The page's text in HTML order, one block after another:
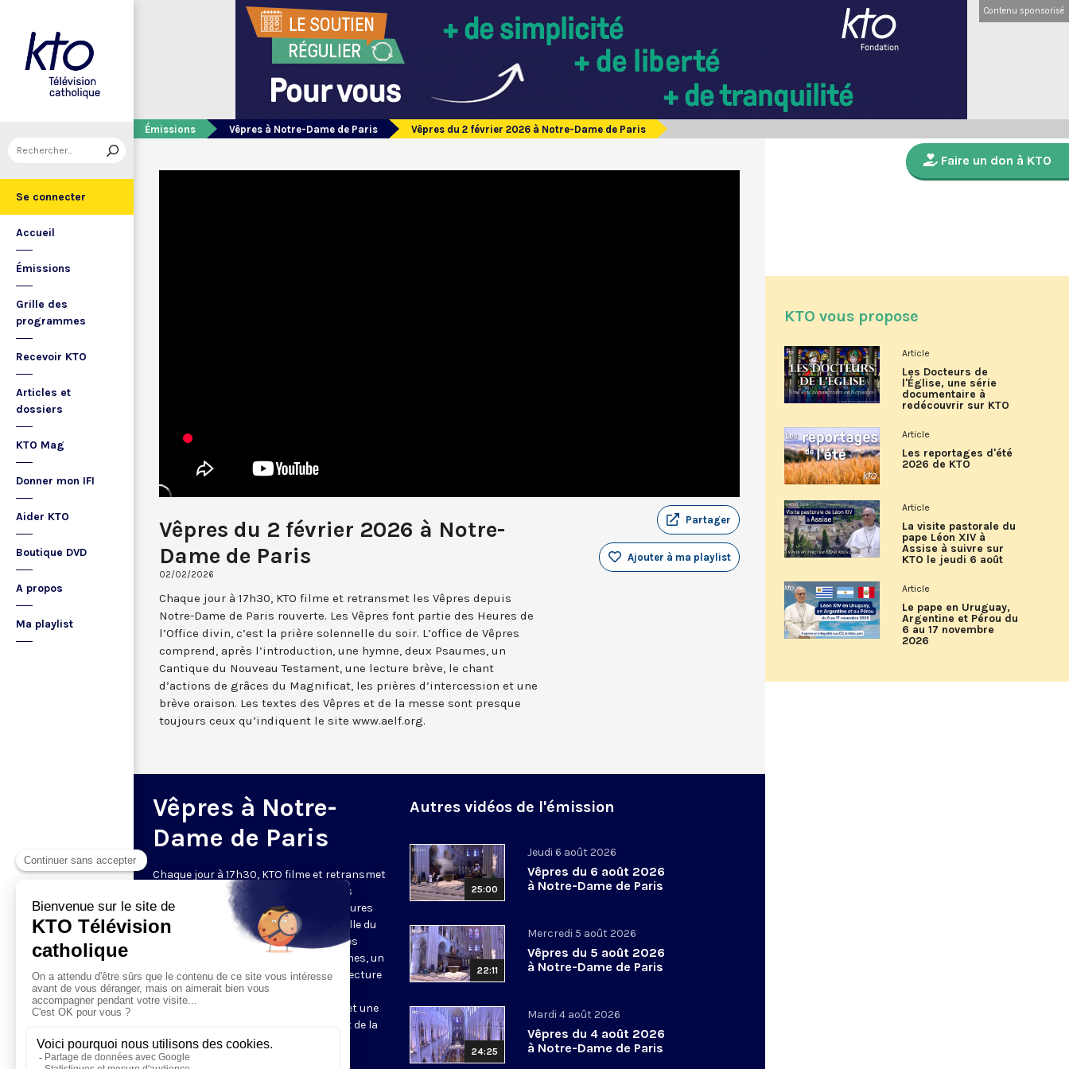
Se connecter
Accueil
Émissions
Grille des
programmes
Recevoir KTO
Articles et
dossiers
KTO Mag
Donner mon IFI
Aider KTO
Boutique DVD
A propos
Ma playlist
Contenu sponsorisé
Émissions Vêpres à Notre-Dame de Paris Vêpres du 2 février 2026 à Notre-Dame de Paris
Vêpres du 2 février 2026 à Notre-
Dame de Paris
02/02/2026
Partager
Ajouter à ma playlist
Chaque jour à 17h30, KTO filme et retransmet les Vêpres depuis
Notre-Dame de Paris rouverte. Les Vêpres font partie des Heures de
l’Office divin, c’est la prière solennelle du soir. L’office de Vêpres
comprend, après l’introduction, une hymne, deux Psaumes, un
Cantique du Nouveau Testament, une lecture brève, le chant
d’actions de grâces du Magnificat, les prières d’intercession et une
brève oraison. Les textes des Vêpres et de la messe sont presque
toujours ceux qu’indiquent le site www.aelf.org.
Vêpres à Notre-
Dame de Paris
Chaque jour à 17h30, KTO filme et retransmet
les Vêpres depuis Notre-Dame de Paris
rouverte. Les Vêpres font partie des Heures
de l’Office divin, c’est la prière solennelle du
soir. L’office de Vêpres comprend, après
l’introduction, une hymne, deux Psaumes, un
Cantique du Nouveau Testament, une lecture
brève, le chant d’actions de grâces du
Magnificat, les prières d’intercession et une
brève oraison. Les textes des Vêpres et de la
messe sont presque toujours ceux
qu’indiquent le site
Autres vidéos de l'émission
25:00
Jeudi 6 août 2026
Vêpres du 6 août 2026
à Notre-Dame de Paris
22:11
Mercredi 5 août 2026
Vêpres du 5 août 2026
à Notre-Dame de Paris
24:25
Mardi 4 août 2026
Vêpres du 4 août 2026
à Notre-Dame de Paris
Faire un don à KTO
KTO vous propose
Article
Les Docteurs de
l'Église, une série
documentaire à
redécouvrir sur KTO
Article
Les reportages d'été
2026 de KTO
Article
La visite pastorale du
pape Léon XIV à
Assise à suivre sur
KTO le jeudi 6 août
Article
Le pape en Uruguay,
Argentine et Pérou du
6 au 17 novembre
2026